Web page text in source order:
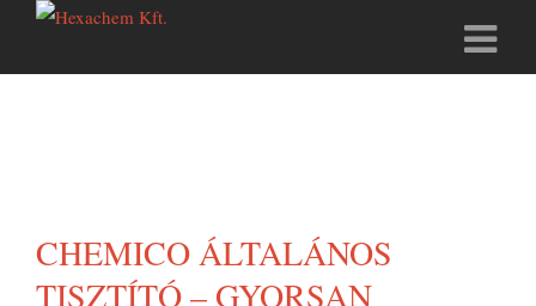
CHEMICO ÁLTALÁNOS
TISZTÍTÓ – GYORSAN